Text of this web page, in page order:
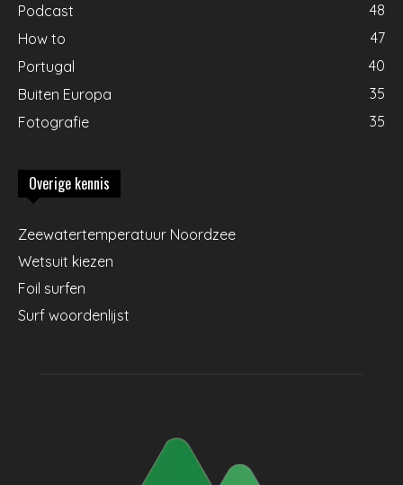
Podcast
48
How to
47
Portugal
40
Buiten Europa
35
Fotografie
35
Overige kennis
Zeewatertemperatuur Noordzee
Wetsuit kiezen
Foil surfen
Surf woordenlijst